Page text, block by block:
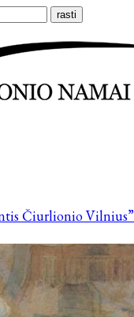
Čiurlionio Vilnius”